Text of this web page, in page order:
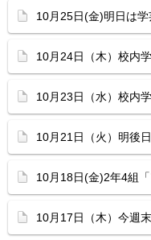
10月25日(金)明日は
10月24日（木）校内
10月23日（水）校内
10月21日（火）明後
10月18日(金)2年4組
10月17日（木）今週